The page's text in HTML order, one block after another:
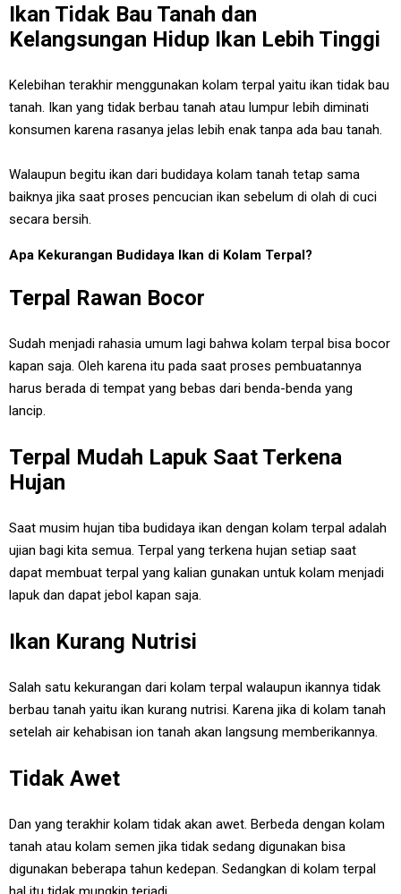
Ikan Tidak Bau Tanah dan
Kelangsungan Hidup Ikan Lebih Tinggi
Kelebihan terakhir menggunakan kolam terpal yaitu ikan tidak bau
tanah. Ikan yang tidak berbau tanah atau lumpur lebih diminati
konsumen karena rasanya jelas lebih enak tanpa ada bau tanah.
Walaupun begitu ikan dari budidaya kolam tanah tetap sama
baiknya jika saat proses pencucian ikan sebelum di olah di cuci
secara bersih.
Apa Kekurangan Budidaya Ikan di Kolam Terpal?
Terpal Rawan Bocor
Sudah menjadi rahasia umum lagi bahwa kolam terpal bisa bocor
kapan saja. Oleh karena itu pada saat proses pembuatannya
harus berada di tempat yang bebas dari benda-benda yang
lancip.
Terpal Mudah Lapuk Saat Terkena
Hujan
Saat musim hujan tiba budidaya ikan dengan kolam terpal adalah
ujian bagi kita semua. Terpal yang terkena hujan setiap saat
dapat membuat terpal yang kalian gunakan untuk kolam menjadi
lapuk dan dapat jebol kapan saja.
Ikan Kurang Nutrisi
Salah satu kekurangan dari kolam terpal walaupun ikannya tidak
berbau tanah yaitu ikan kurang nutrisi. Karena jika di kolam tanah
setelah air kehabisan ion tanah akan langsung memberikannya.
Tidak Awet
Dan yang terakhir kolam tidak akan awet. Berbeda dengan kolam
tanah atau kolam semen jika tidak sedang digunakan bisa
digunakan beberapa tahun kedepan. Sedangkan di kolam terpal